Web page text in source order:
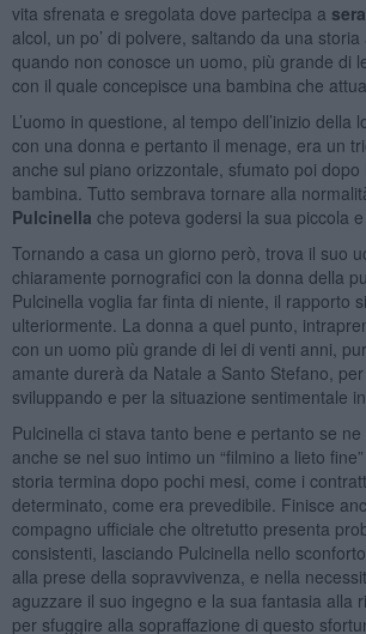
vita sfrenata e sregolata dove partecipa a
alcol, un po’ di polvere, saltando da una storia
quando non conosce un uomo, più grande di
con il quale concepisce una bambina che
L’uomo in questione, al tempo dell’inizio della
con una donna e pertanto il menage, era un
anche sul piano orizzontale, sfumato poi dopo
bambina. Tutto sembrava tornare alla
Pulcinella che poteva godersi la sua piccola
Tornando a casa un giorno però, trova il suo
chiaramente pornografici con la donna della
Pulcinella voglia far finta di niente, il rapporto
ulteriormente. La donna a quel punto,
con un uomo più grande di lei di venti anni,
amante durerà da Natale a Santo Stefano,
sviluppando e per la situazione sentimentale
Pulcinella ci stava tanto bene e pertanto se
anche se nel suo intimo un “filmino a lieto
storia termina dopo pochi mesi, come i
determinato, come era prevedibile. Finisce
compagno ufficiale che oltretutto presenta
consistenti, lasciando Pulcinella nello
alla prese della sopravvivenza, e nella
aguzzare il suo ingegno e la sua fantasia alla
per sfuggire alla sopraffazione di questo